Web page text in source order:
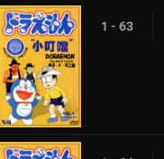
1 - 63